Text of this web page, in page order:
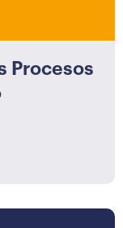
Procesos